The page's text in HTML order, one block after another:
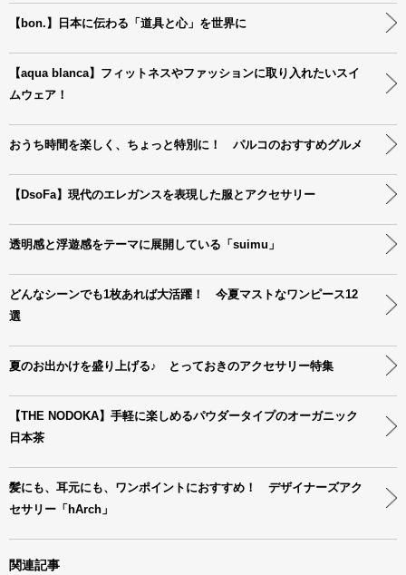
【bon.】日本に伝わる「道具と心」を世界に
【aqua blanca】フィットネスやファッションに取り入れたいスイ
ムウェア！
おうち時間を楽しく、ちょっと特別に！ パルコのおすすめグルメ
【DsoFa】現代のエレガンスを表現した服とアクセサリー
透明感と浮遊感をテーマに展開している「suimu」
どんなシーンでも1枚あれば大活躍！ 今夏マストなワンピース12
選
夏のお出かけを盛り上げる♪ とっておきのアクセサリー特集
【THE NODOKA】手軽に楽しめるパウダータイプのオーガニック
日本茶
髪にも、耳元にも、ワンポイントにおすすめ！ デザイナーズアク
セサリー「hArch」
関連記事